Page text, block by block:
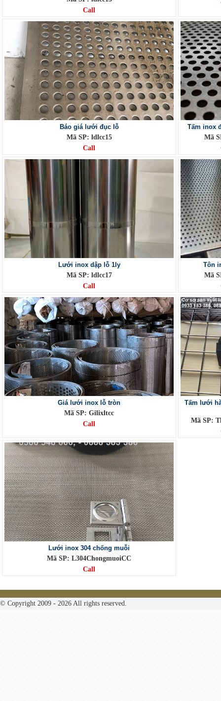
Call
Báo giá lưới đục lỗ
Mã SP: ldlcc15
Call
Tấm inox
Mã
Lưới inox dập lỗ 1ly
Mã SP: ldlcc17
Call
Tôn
Mã
Giá lưới inox lỗ tròn
Mã SP: Gilixltcc
Call
Tấm lưới
Mã SP:
Lưới inox 304 chống muỗi
Mã SP: L304ChongmuoiCC
Call
© Copyright 2009 - 2026 All rights reserved.